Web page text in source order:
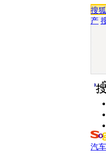
搜狐
产
汽